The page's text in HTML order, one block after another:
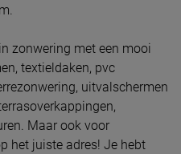
zonwering met een mooi
textieldaken, pvc
uitvalschermen
Maar ook voor
het juiste adres! Je hebt